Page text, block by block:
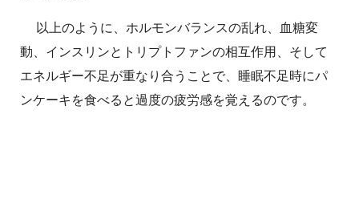
以上のように、ホルモンバランスの乱れ、血糖変
動、インスリンとトリプトファンの相互作用、そして
エネルギー不足が重なり合うことで、睡眠不足時にパ
ンケーキを食べると過度の疲労感を覚えるのです。